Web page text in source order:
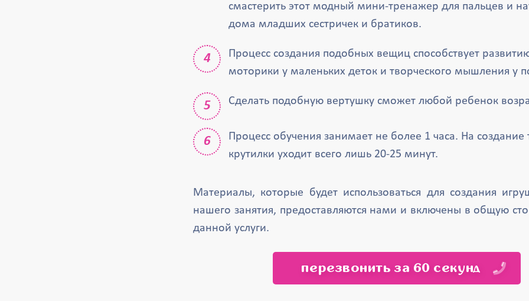
смастерить этот модный мини-тренажер для пальцев и
дома младших сестричек и братиков.
Процесс создания подобных вещиц способствует
моторики у маленьких деток и творческого мышления у
Сделать подобную вертушку сможет любой ребенок
Процесс обучения занимает не более 1 часа. На создание
крутилки уходит всего лишь 20-25 минут.
Материалы, которые будет использоваться для создания
нашего занятия, предоставляются нами и включены в общую
данной услуги.
перезвонить за 60 секунд